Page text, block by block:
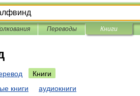
Переводы Книги
Книги
книги
аудиокниги